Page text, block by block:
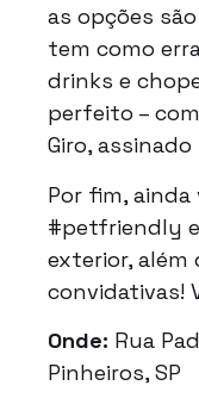
as opções
tem como
drinks e
perfeito –
Giro,
Por fim,
#petfriendly
exterior, além
convidativas!
Onde: Rua
Pinheiros, SP